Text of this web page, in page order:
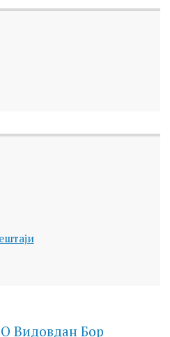
Видовдан Бор